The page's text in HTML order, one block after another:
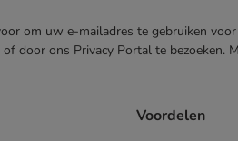
om uw e-mailadres te gebruiken
door ons Privacy Portal te bezoeken.
Voordelen